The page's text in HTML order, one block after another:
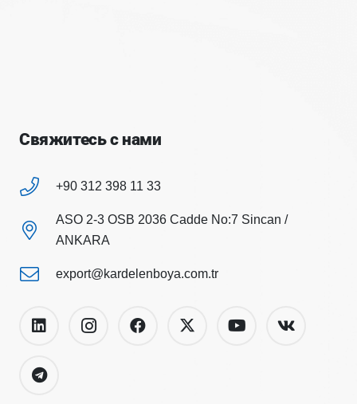
Свяжитесь с нами
+90 312 398 11 33
ASO 2-3 OSB 2036 Cadde No:7 Sincan /
ANKARA
export@kardelenboya.com.tr